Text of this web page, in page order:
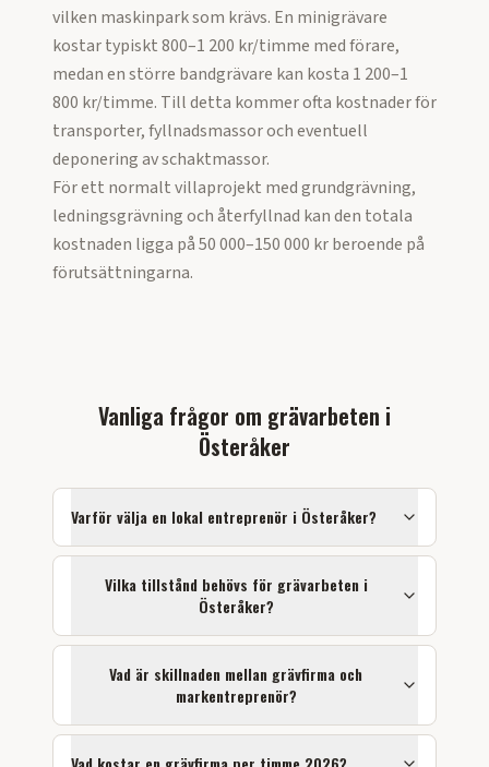
vilken maskinpark som krävs. En minigrävare
kostar typiskt 800–1 200 kr/timme med förare,
medan en större bandgrävare kan kosta 1 200–1
800 kr/timme. Till detta kommer ofta kostnader för
transporter, fyllnadsmassor och eventuell
deponering av schaktmassor.
För ett normalt villaprojekt med grundgrävning,
ledningsgrävning och återfyllnad kan den totala
kostnaden ligga på 50 000–150 000 kr beroende på
förutsättningarna.
Vanliga frågor om grävarbeten i
Österåker
Varför välja en lokal entreprenör i Österåker?
Vilka tillstånd behövs för grävarbeten i
Österåker?
Vad är skillnaden mellan grävfirma och
markentreprenör?